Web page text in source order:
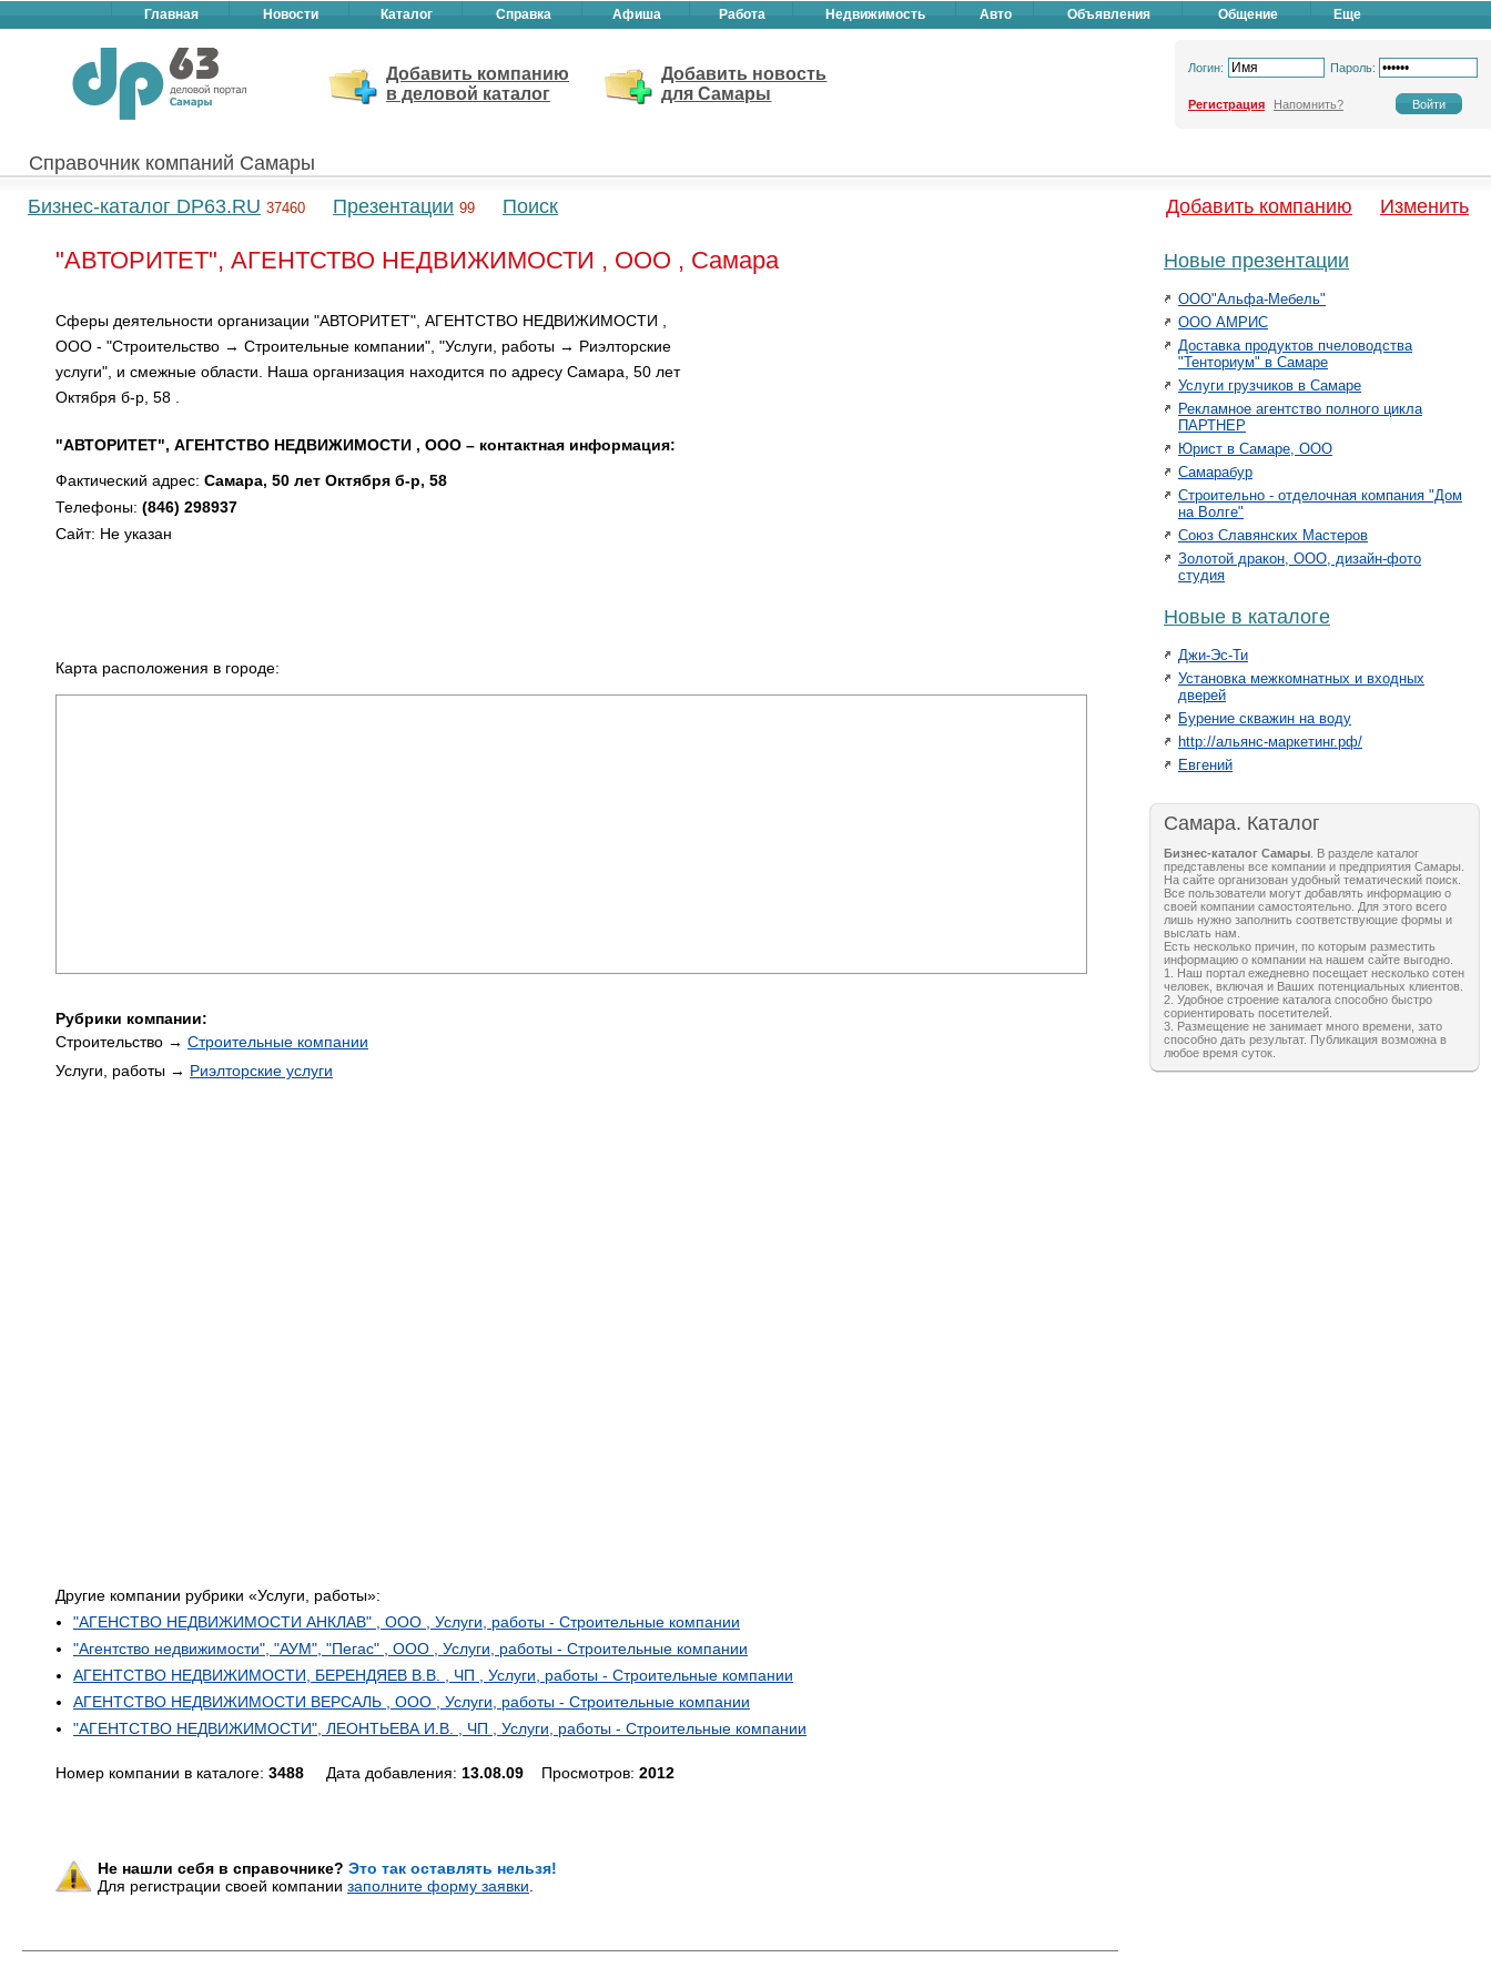
Главная Новости Каталог Справка Афиша Работа Недвижимость Авто Объявления Общение Еще
Добавить компанию
в деловой каталог
Добавить новость
для Самары
Логин: Пароль:
Регистрация Напомнить?
Справочник компаний Самары
Бизнес-каталог DP63.RU 37460 Презентации 99 Поиск Добавить компанию Изменить
"АВТОРИТЕТ", АГЕНТСТВО НЕДВИЖИМОСТИ , ООО , Самара
Сферы деятельности организации "АВТОРИТЕТ", АГЕНТСТВО НЕДВИЖИМОСТИ ,
ООО - "Строительство → Строительные компании", "Услуги, работы → Риэлторские
услуги", и смежные области. Наша организация находится по адресу Самара, 50 лет
Октября б-р, 58 .
"АВТОРИТЕТ", АГЕНТСТВО НЕДВИЖИМОСТИ , ООО – контактная информация:
Фактический адрес: Самара, 50 лет Октября б-р, 58
Телефоны: (846) 298937
Сайт: Не указан
Карта расположения в городе:
Рубрики компании:
Строительство → Строительные компании
Услуги, работы → Риэлторские услуги
Другие компании рубрики «Услуги, работы»:
"АГЕНСТВО НЕДВИЖИМОСТИ АНКЛАВ" , ООО , Услуги, работы - Строительные компании
"Агентство недвижимости", "АУМ", "Пегас" , ООО , Услуги, работы - Строительные компании
АГЕНТСТВО НЕДВИЖИМОСТИ, БЕРЕНДЯЕВ В.В. , ЧП , Услуги, работы - Строительные компании
АГЕНТСТВО НЕДВИЖИМОСТИ ВЕРСАЛЬ , ООО , Услуги, работы - Строительные компании
"АГЕНТСТВО НЕДВИЖИМОСТИ", ЛЕОНТЬЕВА И.В. , ЧП , Услуги, работы - Строительные компании
Номер компании в каталоге: 3488 Дата добавления: 13.08.09 Просмотров: 2012
Не нашли себя в справочнике? Это так оставлять нельзя!
Для регистрации своей компании заполните форму заявки
Новые презентации
ООО"Альфа-Мебель"
ООО АМРИС
Доставка продуктов пчеловодства
"Тенториум" в Самаре
Услуги грузчиков в Самаре
Рекламное агентство полного цикла
ПАРТНЕР
Юрист в Самаре, ООО
Самарабур
Строительно - отделочная компания "Дом
на Волге"
Союз Славянских Мастеров
Золотой дракон, ООО, дизайн-фото
студия
Новые в каталоге
Джи-Эс-Ти
Установка межкомнатных и входных
дверей
Бурение скважин на воду
http://альянс-маркетинг.рф/
Евгений
Самара. Каталог
Бизнес-каталог Самары . В разделе каталог
представлены все компании и предприятия Самары.
На сайте организован удобный тематический поиск.
Все пользователи могут добавлять информацию о
своей компании самостоятельно. Для этого всего
лишь нужно заполнить соответствующие формы и
выслать нам.
Есть несколько причин, по которым разместить
информацию о компании на нашем сайте выгодно.
1. Наш портал ежедневно посещает несколько сотен
человек, включая и Ваших потенциальных клиентов.
2. Удобное строение каталога способно быстро
сориентировать посетителей.
3. Размещение не занимает много времени, зато
способно дать результат. Публикация возможна в
любое время суток.